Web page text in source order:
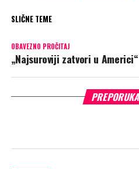
SLIČNE TEME
OBAVEZNO PROČITAJ
„Najsuroviji zatvori u